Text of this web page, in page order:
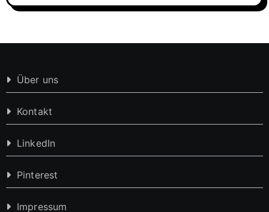
Über uns
Kontakt
LinkedIn
Pinterest
Impressum